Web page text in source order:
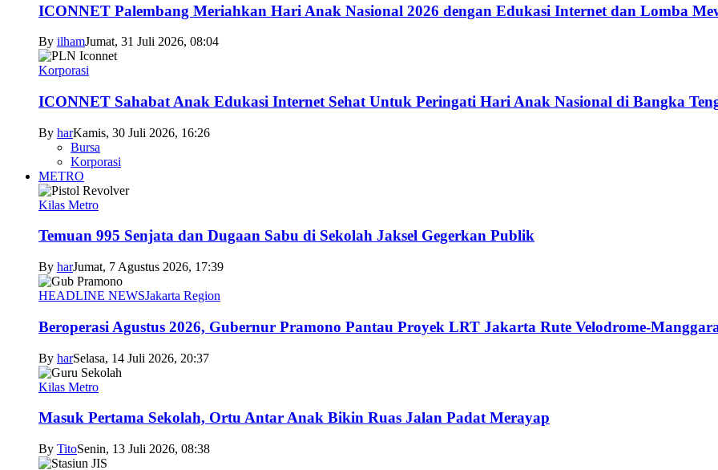
ICONNET Palembang Meriahkan Hari Anak Nasional 2026 dengan Edukasi Internet dan Lomba
By ilhamJumat, 31 Juli 2026, 08:04
Korporasi
ICONNET Sahabat Anak Edukasi Internet Sehat Untuk Peringati Hari Anak Nasional di Bangka
By harKamis, 30 Juli 2026, 16:26
Bursa
Korporasi
METRO
Kilas Metro
Temuan 995 Senjata dan Dugaan Sabu di Sekolah Jaksel Gegerkan Publik
By harJumat, 7 Agustus 2026, 17:39
HEADLINE NEWSJakarta Region
Beroperasi Agustus 2026, Gubernur Pramono Pantau Proyek LRT Jakarta Rute Velodrome-
By harSelasa, 14 Juli 2026, 20:37
Kilas Metro
Masuk Pertama Sekolah, Ortu Antar Anak Bikin Ruas Jalan Padat Merayap
By TitoSenin, 13 Juli 2026, 08:38